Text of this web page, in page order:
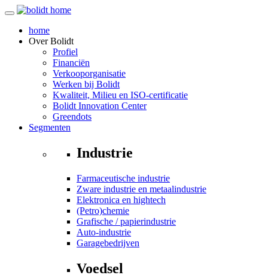
home
OverBolidt
Profiel
Financiën
Verkooporganisatie
Werken bij Bolidt
Kwaliteit, Milieu en ISO-certificatie
Bolidt Innovation Center
Greendots
Segmenten
Industrie
Farmaceutische industrie
Zware industrie en metaalindustrie
Elektronica en hightech
(Petro)chemie
Grafische / papierindustrie
Auto-industrie
Garagebedrijven
Voedsel